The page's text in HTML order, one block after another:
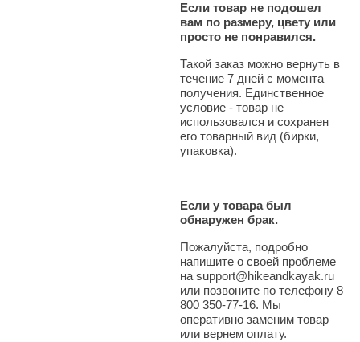
Если товар не подошел
вам по размеру, цвету или
просто не понравился.
Такой заказ можно вернуть в
течение 7 дней с момента
получения. Единственное
условие - товар не
использовался и сохранен
его товарный вид (бирки,
упаковка).
Если у товара был
обнаружен брак.
Пожалуйста, подробно
напишите о своей проблеме
на support@hikeandkayak.ru
или позвоните по телефону 8
800 350-77-16. Мы
оперативно заменим товар
или вернем оплату.